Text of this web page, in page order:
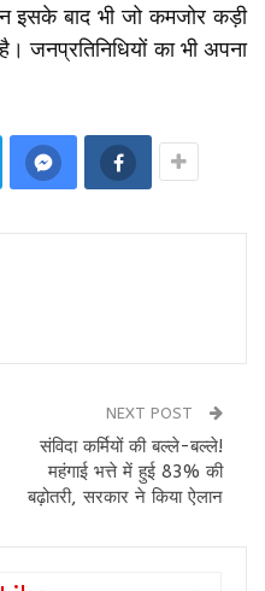
इसके बाद भी जो कमजोर कड़ी
जनप्रतिनिधियों का भी अपना
NEXT POST
संविदा कर्मियों की बल्ले-बल्ले!
महंगाई भत्ते में हुई 83% की
बढ़ोतरी, सरकार ने किया ऐलान